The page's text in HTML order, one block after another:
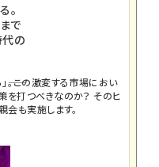
。
で
代の
。この激変する市場におい
を打つべきなのか？ そのヒ
会も実施します。